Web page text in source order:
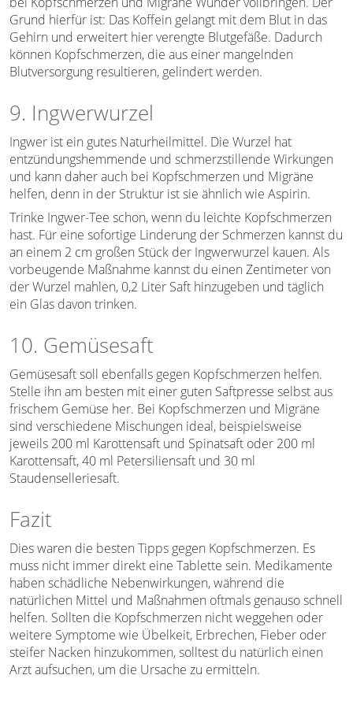
Grund hierfür ist: Das Koffein gelangt mit dem Blut in das
Gehirn und erweitert hier verengte Blutgefäße. Dadurch
können Kopfschmerzen, die aus einer mangelnden
Blutversorgung resultieren, gelindert werden.
9. Ingwerwurzel
Ingwer ist ein gutes Naturheilmittel. Die Wurzel hat
entzündungshemmende und schmerzstillende Wirkungen
und kann daher auch bei Kopfschmerzen und Migräne
helfen, denn in der Struktur ist sie ähnlich wie Aspirin.
Trinke Ingwer-Tee schon, wenn du leichte Kopfschmerzen
hast. Für eine sofortige Linderung der Schmerzen kannst du
an einem 2 cm großen Stück der Ingwerwurzel kauen. Als
vorbeugende Maßnahme kannst du einen Zentimeter von
der Wurzel mahlen, 0,2 Liter Saft hinzugeben und täglich
ein Glas davon trinken.
10. Gemüsesaft
Gemüsesaft soll ebenfalls gegen Kopfschmerzen helfen.
Stelle ihn am besten mit einer guten Saftpresse selbst aus
frischem Gemüse her. Bei Kopfschmerzen und Migräne
sind verschiedene Mischungen ideal, beispielsweise
jeweils 200 ml Karottensaft und Spinatsaft oder 200 ml
Karottensaft, 40 ml Petersiliensaft und 30 ml
Staudenselleriesaft.
Fazit
Dies waren die besten Tipps gegen Kopfschmerzen. Es
muss nicht immer direkt eine Tablette sein. Medikamente
haben schädliche Nebenwirkungen, während die
natürlichen Mittel und Maßnahmen oftmals genauso schnell
helfen. Sollten die Kopfschmerzen nicht weggehen oder
weitere Symptome wie Übelkeit, Erbrechen, Fieber oder
steifer Nacken hinzukommen, solltest du natürlich einen
Arzt aufsuchen, um die Ursache zu ermitteln.